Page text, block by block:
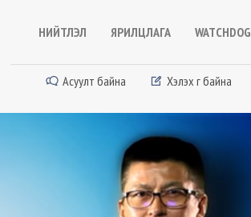
НИЙТЛЭЛ ЯРИЛЦЛАГА WATCHDOG
Асуулт байна Хэлэх үг байна